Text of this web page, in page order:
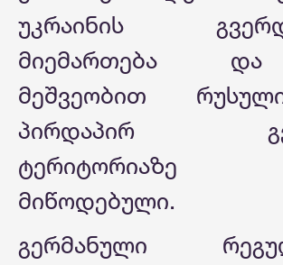
უკრაინის
მიემართება
მეშვეობით
პირდაპირ
ტერიტორიაზე
მიწოდებული.
გერმანული